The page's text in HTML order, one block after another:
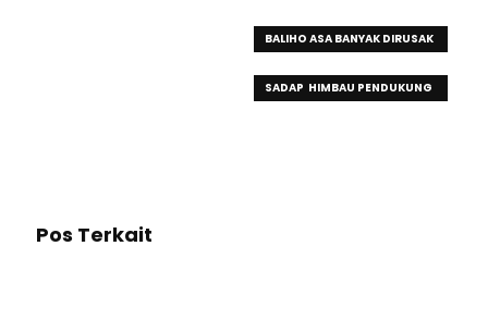
BALIHO ASA BANYAK DIRUSAK
SADAP HIMBAU PENDUKUNG
Pos Terkait